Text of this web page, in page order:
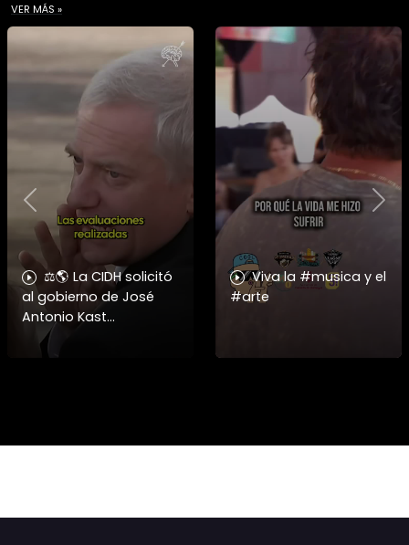
VER MÁS »
⚖️🌎 La CIDH solicitó
al gobierno de José
Antonio Kast
información detallada
sobre cambios
Viva la #musica y el
#arte
Previous